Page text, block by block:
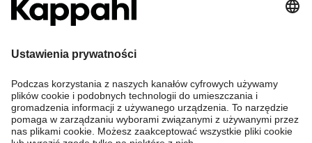
Potrzebujesz pomocy?